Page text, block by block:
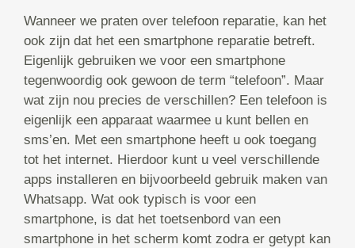
Wanneer we praten over telefoon reparatie, kan het
ook zijn dat het een smartphone reparatie betreft.
Eigenlijk gebruiken we voor een smartphone
tegenwoordig ook gewoon de term “telefoon”. Maar
wat zijn nou precies de verschillen? Een telefoon is
eigenlijk een apparaat waarmee u kunt bellen en
sms’en. Met een smartphone heeft u ook toegang
tot het internet. Hierdoor kunt u veel verschillende
apps installeren en bijvoorbeeld gebruik maken van
Whatsapp. Wat ook typisch is voor een
smartphone, is dat het toetsenbord van een
smartphone in het scherm komt zodra er getypt kan